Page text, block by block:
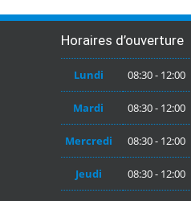
Horaires d’ouverture
Lundi 08:30 - 12:00
Mardi 08:30 - 12:00
Mercredi 08:30 - 12:00
Jeudi 08:30 - 12:00